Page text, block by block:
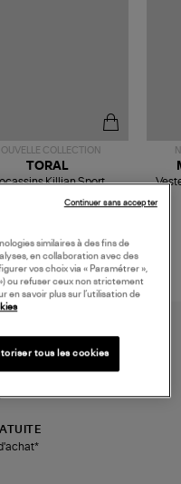
COLLECTION
189,00 €
TORAL
Killian Sport
similaires à des fins de
en collaboration avec des
vos choix via « Paramétrer »,
ou refuser ceux non strictement
en savoir plus sur l’utilisation de
tous les cookies
Continuer sans accepter